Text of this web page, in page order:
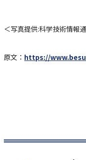
＜写真提供:科学技術情報
原文： https://